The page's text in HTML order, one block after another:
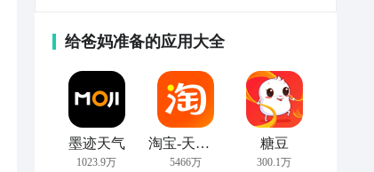
给爸妈准备的应用大全
墨迹天气
1023.9万
淘宝-天猫双11全球狂欢季
5466万
糖豆
300.1万